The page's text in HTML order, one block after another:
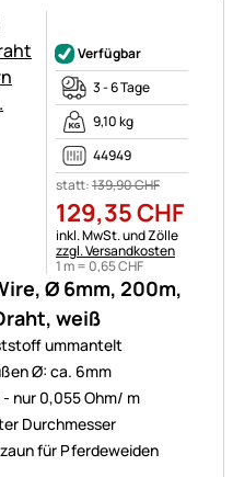
Ø 6mm, 200m,
weiß
ummantelt
Ø: ca. 6mm
nur 0,055 Ohm/ m
Durchmesser
für Pferdeweiden
Verfügbar
3 - 6 Tage
9,10 kg
44949
statt:139,90CHF
129,35CHF
Steuerhinweis:
inkl. MwSt. und Zölle
zzgl. Versandkosten
1 m = 0,65CHF